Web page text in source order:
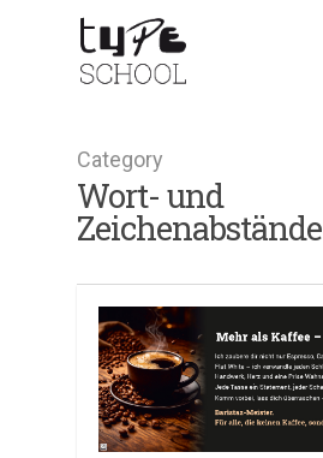
Category
Wort- und
Zeichenabstände